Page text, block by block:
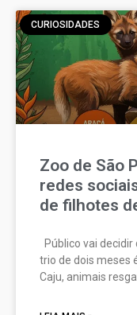
CURIOSIDADES
Zoo de São
redes
de filhotes
Público vai
trio de dois meses
Caju, animais